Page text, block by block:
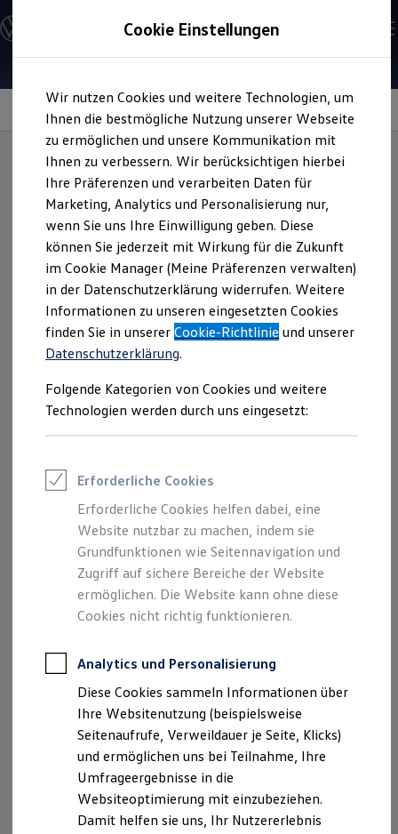
Hauptinhalt
springen
Footer
springen
Modelle und Konfigurator
Konfigurator
Modelle vergleichen
Elektroautos
ENERGY Sondermodelle
Nutzfahrzeuge
SUV und CUV
Familienautos
Kombis
Kompaktwagen
Sportwagen
Schnell verfügbare Fahrzeuge
Angebote und Produkte
Aktuelle Angebote
E-Auto-Förderung
Volkswagen Marktplatz
Die ENERGY Sondermodelle
Junge Gebrauchtwagen und Gebrauchtwagen
Volkswagen Zertifizierte Gebrauchtwagen
Elektromobilität bei Gebrauchtwagen
Saisonangebote
Reifenpakete
Leasing
Leasing-Angebote
Elektroauto Leasing
Kleinwagen-Leasing
Leasing ohne Anzahlung
Finanzierung
Autokredit mit Schlussrate
Versicherungen und Garantien
Kfz-Versicherung
Restschuldversicherungen
Garantien
Professional Class bei Volkswagen
Behörden
Direktkunden
Sonderfahrzeuge
Anpfiff zum Gewinn
Elektromobilität
Elektroautos
ID. Tutorials
Elektrofahrzeugkonzepte
ID. EVERY1
Information
Sweatshirtfür Herren
Mögen Sie schlichte, aber elegante Designs? Dann ist dieses
Sweatshirt in Graumelange vielleicht genau das Richtige für
Sie. Der Logo-Stick auf der Brust fügt sich nahtlos in das
VolkswagenDesign ein und erzeugt einen unaufgeregten,
aber modernen Look. Der Pullover aus 100 % organischer
Baumwolle ist in den Größen S–2XL erhältlich.
Jetzt Herren Sweatshirt kaufen
Cookie Einstellungen
Wir nutzen Cookies und weitere Technologien, um
Ihnen die bestmögliche Nutzung unserer Webseite
zu ermöglichen und unsere Kommunikation mit
Ihnen zu verbessern. Wir berücksichtigen hierbei
Ihre Präferenzen und verarbeiten Daten für
Marketing, Analytics und Personalisierung nur,
wenn Sie uns Ihre Einwilligung geben. Diese
können Sie jederzeit mit Wirkung für die Zukunft
im Cookie Manager (Meine Präferenzen verwalten)
in der Datenschutzerklärung widerrufen. Weitere
Informationen zu unseren eingesetzten Cookies
finden Sie in unsererCookie-Richtlinie und unserer
Datenschutzerklärung.
Folgende Kategorien von Cookies und weitere
Technologien werden durch uns eingesetzt:
Erforderliche Cookies
Erforderliche Cookies helfen dabei, eine
Website nutzbar zu machen, indem sie
Grundfunktionen wie Seitennavigation und
Zugriff auf sichere Bereiche der Website
ermöglichen. Die Website kann ohne diese
Cookies nicht richtig funktionieren.
Analytics und Personalisierung
Diese Cookies sammeln Informationen über
Ihre Websitenutzung (beispielsweise
Seitenaufrufe, Verweildauer je Seite, Klicks)
und ermöglichen uns bei Teilnahme, Ihre
Umfrageergebnisse in die
Websiteoptimierung mit einzubeziehen.
Damit helfen sie uns, Ihr Nutzererlebnis